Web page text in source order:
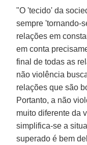
"O 'tecido' da
sempre 'tornando-
relações em
em conta
final de todas as
não violência
relações que são
Portanto, a não
muito diferente da
simplifica-se a
superado é bem